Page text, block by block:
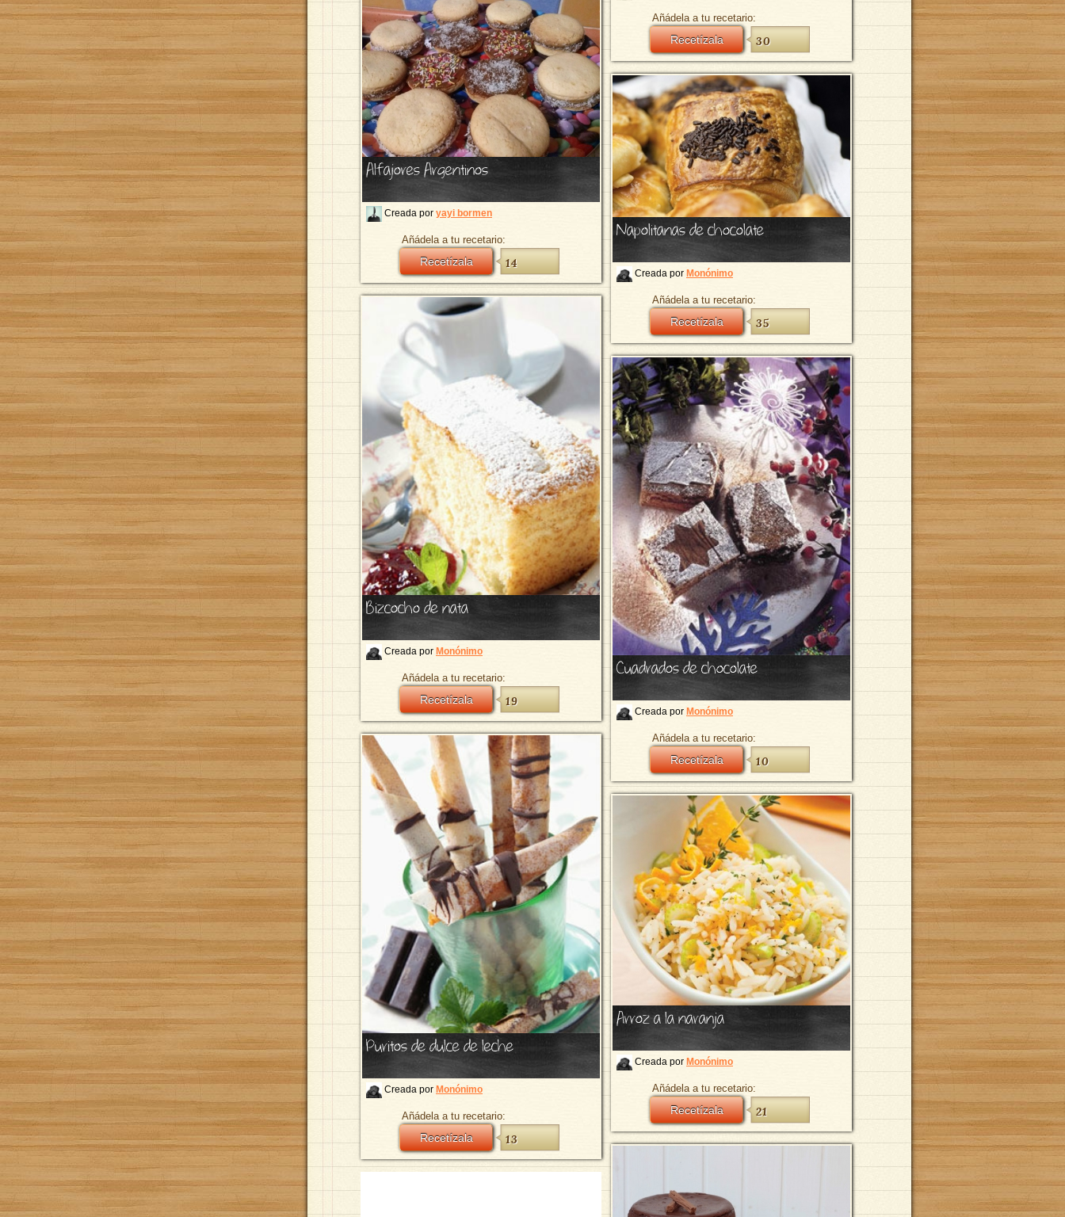
Añádela a tu recetario:
Recetízala 30
Alfajores Argentinos
Creada por yayi bormen
Añádela a tu recetario:
Recetízala 14
Napolitanas de chocolate
Creada por Monónimo
Añádela a tu recetario:
Recetízala 35
Bizcocho de nata
Creada por Monónimo
Añádela a tu recetario:
Recetízala 19
Cuadrados de chocolate
Creada por Monónimo
Añádela a tu recetario:
Recetízala 10
Puritos de dulce de leche
Creada por Monónimo
Añádela a tu recetario:
Recetízala 13
Arroz a la naranja
Creada por Monónimo
Añádela a tu recetario:
Recetízala 21